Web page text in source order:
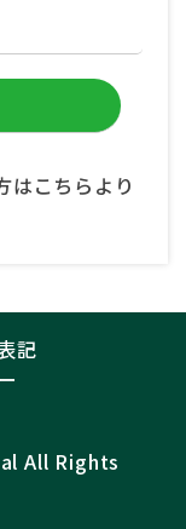
はこちらより
記
All Rights